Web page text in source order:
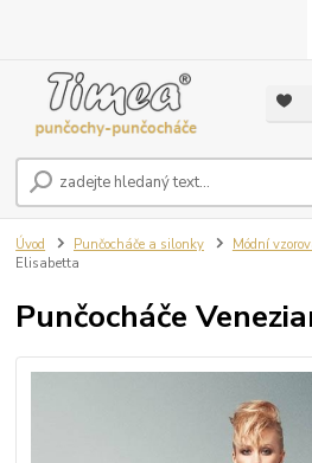
Úvod Punčocháče a silonky Módní
Elisabetta
Punčocháče